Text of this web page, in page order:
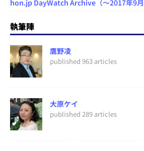
hon.jp DayWatch Archive（～2017年9月
執筆陣
鷹野凌
published 963 articles
大原ケイ
published 289 articles